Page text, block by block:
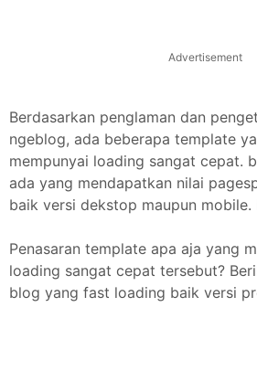
Advertisement
Berdasarkan penglaman dan
ngeblog, ada beberapa template
mempunyai loading sangat cepat.
ada yang mendapatkan nilai
baik versi dekstop maupun mobile.
Penasaran template apa aja yang
loading sangat cepat tersebut?
blog yang fast loading baik versi